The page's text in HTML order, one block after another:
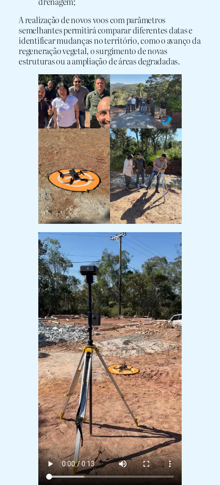
A realização de novos voos com parâmetros
semelhantes permitirá comparar diferentes datas e
identificar mudanças no território, como o avanço da
regeneração vegetal, o surgimento de novas
estruturas ou a ampliação de áreas degradadas.